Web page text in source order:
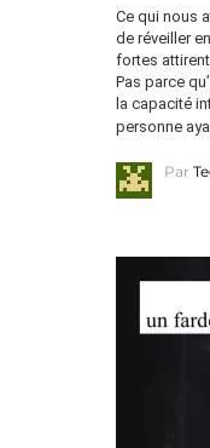
Ce qui nous
de réveiller
fortes
Pas parce
la capacité
personne
Par